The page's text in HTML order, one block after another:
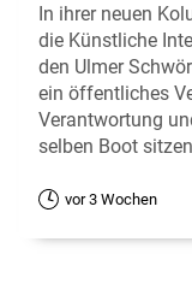
In ihrer neuen
die Künstliche
den Ulmer
ein öffentliches
Verantwortung
selben Boot
vor 3 Wochen